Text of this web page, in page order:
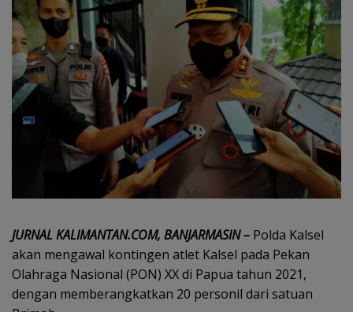
JURNAL KALIMANTAN.COM, BANJARMASIN – Polda Kalsel
akan mengawal kontingen atlet Kalsel pada Pekan
Olahraga Nasional (PON) XX di Papua tahun 2021,
dengan memberangkatkan 20 personil dari satuan